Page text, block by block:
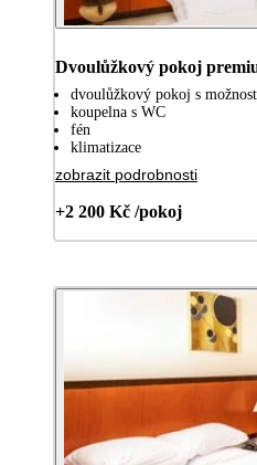
Dvoulůžkový pokoj
dvoulůžkový pokoj s
koupelna s WC
fén
klimatizace
zobrazit podrobnosti
+2 200 Kč /pokoj